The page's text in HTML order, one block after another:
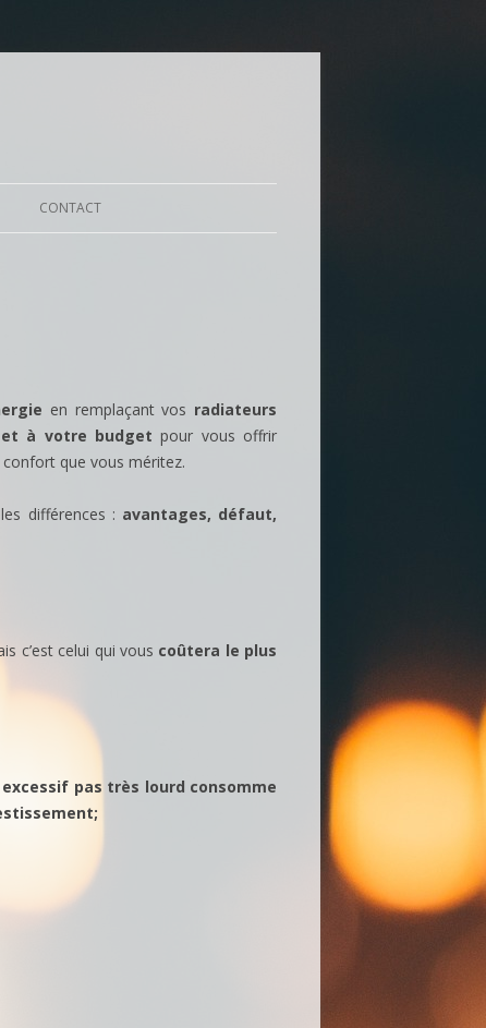
CONTACT
en remplaçant vos radiateurs
à votre budget pour vous offrir
que vous méritez.
différences : avantages, défaut,
c’est celui qui vous coûtera le plus
excessif pas très lourd consomme